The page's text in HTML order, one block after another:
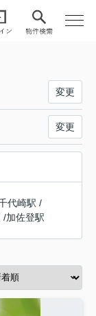
変更
変更
代崎駅 /
/加佐登駅